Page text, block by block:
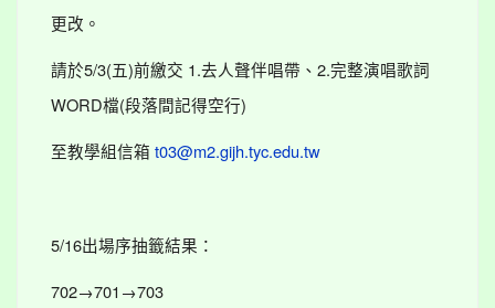
更改。
請於5/3(五)前繳交 1.去人聲伴唱帶、2.完整演唱歌詞
WORD檔(段落間記得空行)
至教學組信箱 t03@m2.gijh.tyc.edu.tw
5/16出場序抽籤結果：
702→701→703